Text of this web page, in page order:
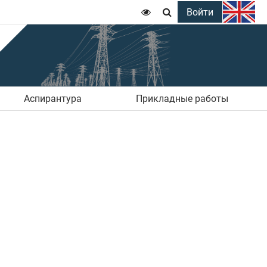
  Войти
Аспирантура Прикладные работы